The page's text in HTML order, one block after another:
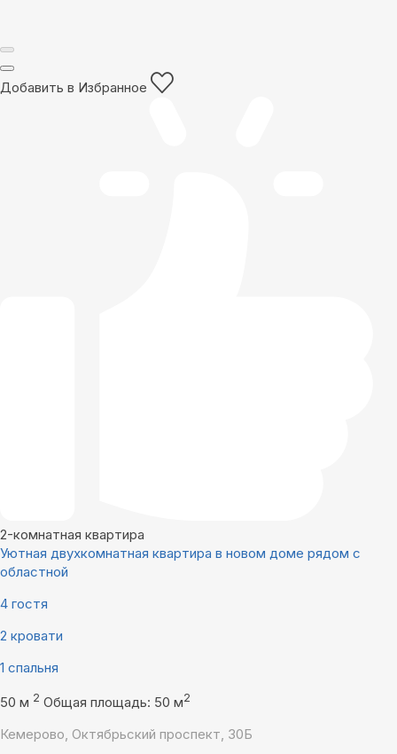
Добавить в Избранное
2-комнатная квартира
Уютная двухкомнатная квартира в новом доме рядом с
областной
4 гостя
2 кровати
1 спальня
50 м 2 Общая площадь: 50 м2
Кемерово, Октябрьский проспект, 30Б